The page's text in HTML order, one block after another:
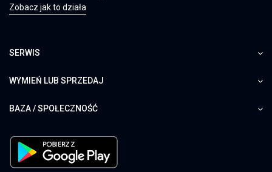
Zobacz jak to działa
SERWIS
WYMIEŃ LUB SPRZEDAJ
BAZA / SPOŁECZNOŚĆ